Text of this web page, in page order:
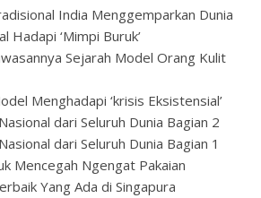
India Menggemparkan Dunia
Hadapi ‘Mimpi Buruk’
Sejarah Model Orang Kulit
Menghadapi ‘krisis Eksistensial’
dari Seluruh Dunia Bagian 2
dari Seluruh Dunia Bagian 1
Mencegah Ngengat Pakaian
Yang Ada di Singapura